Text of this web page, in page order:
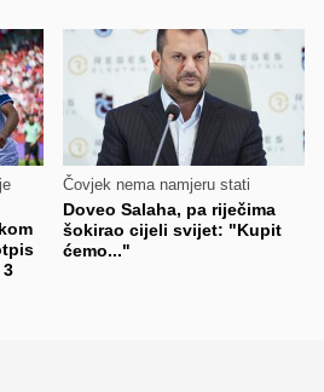
Čovjek nema namjeru stati
Doveo Salaha, pa riječima
šokirao cijeli svijet: "Kupit
ćemo..."